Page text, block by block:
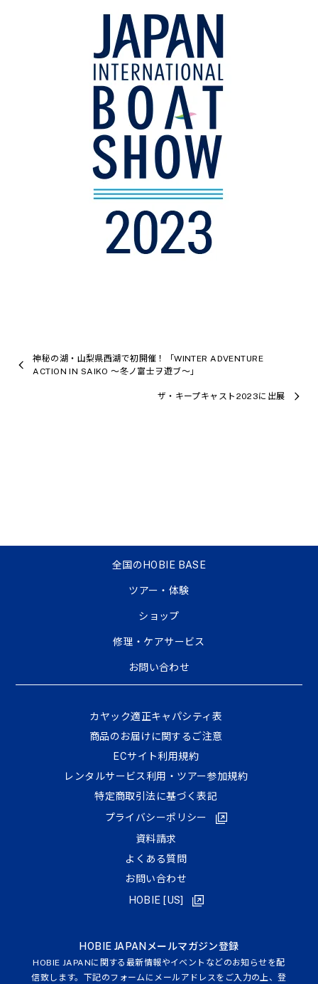
神秘の湖・山梨県西湖で初開催！「WINTER ADVENTURE
ACTION IN SAIKO 〜冬ノ富士ヲ遊ブ〜」
ザ・キープキャスト2023に出展
全国のHOBIE BASE
ツアー・体験
ショップ
修理・ケアサービス
お問い合わせ
HOBIE JAPANメールマガジン登録
HOBIE JAPANに関する最新情報やイベントなどのお知らせを配
信致します。下記のフォームにメールアドレスをご入力の上、登
カヤック適正キャパシティ表
商品のお届けに関するご注意
ECサイト利⽤規約
レンタルサービス利用・ツアー参加規約
特定商取引法に基づく表記
プライバシーポリシー
資料請求
よくある質問
お問い合わせ
HOBIE [US]